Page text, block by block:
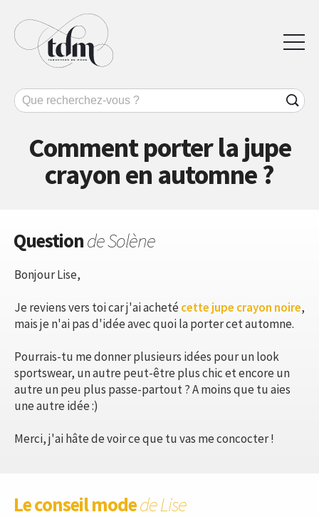
Comment porter la jupe
crayon en automne ?
Questionde Solène
Bonjour Lise,
Je reviens vers toi car j'ai achetécette jupe crayon noire,
mais je n'ai pas d'idée avec quoi la porter cet automne.
Pourrais-tu me donner plusieurs idées pour un look
sportswear, un autre peut-être plus chic et encore un
autre un peu plus passe-partout ? A moins que tu aies
une autre idée :)
Merci, j'ai hâte de voir ce que tu vas me concocter !
Le conseil modede Lise